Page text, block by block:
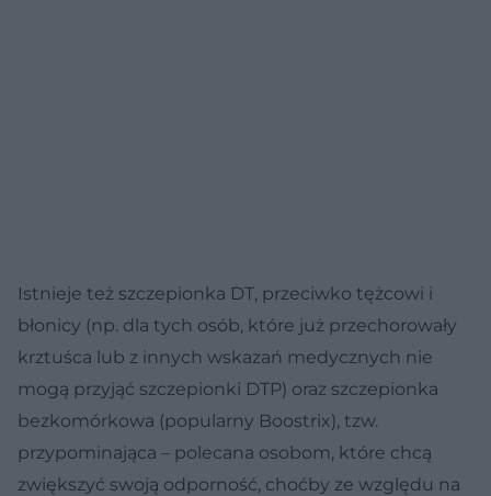
Istnieje też szczepionka DT, przeciwko tężcowi i
błonicy (np. dla tych osób, które już przechorowały
krztuśca lub z innych wskazań medycznych nie
mogą przyjąć szczepionki DTP) oraz szczepionka
bezkomórkowa (popularny Boostrix), tzw.
przypominająca – polecana osobom, które chcą
zwiększyć swoją odporność, choćby ze względu na